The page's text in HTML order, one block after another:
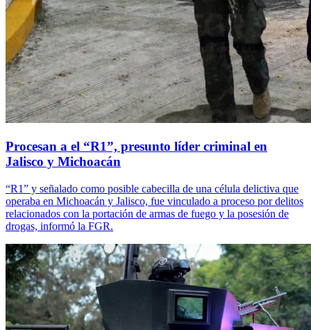
Procesan a el “R1”, presunto líder criminal en
Jalisco y Michoacán
“R1” y señalado como posible cabecilla de una célula delictiva que
operaba en Michoacán y Jalisco, fue vinculado a proceso por delitos
relacionados con la portación de armas de fuego y la posesión de
drogas, informó la FGR.